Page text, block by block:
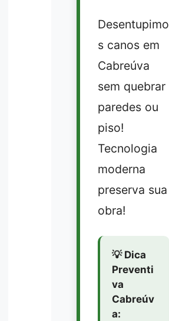
Desentupimo
s canos em
Cabreúva
sem quebrar
paredes ou
piso!
Tecnologia
moderna
preserva sua
obra!
💡 Dica
Preventi
va
Cabreúv
a: